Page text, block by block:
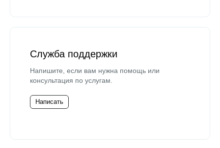
Служба поддержки
Напишите, если вам нужна помощь или
консультация по услугам.
Написать